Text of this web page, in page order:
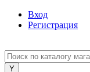
Вход
Регистрация